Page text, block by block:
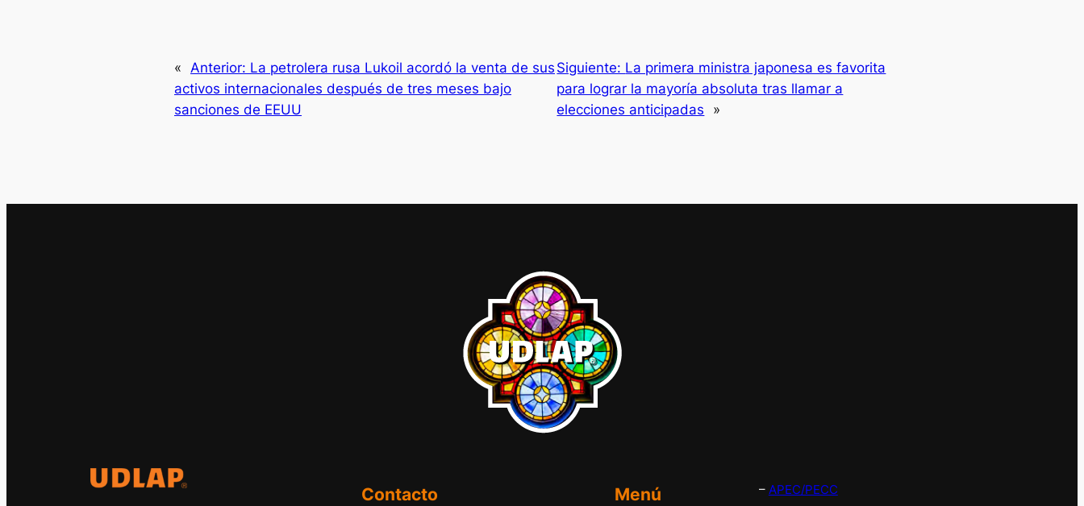
« Anterior: La petrolera rusa Lukoil acordó la venta de sus
activos internacionales después de tres meses bajo
sanciones de EEUU
Siguiente: La primera ministra japonesa es favorita
para lograr la mayoría absoluta tras llamar a
elecciones anticipadas
»
Contacto Menú – APEC/PECC